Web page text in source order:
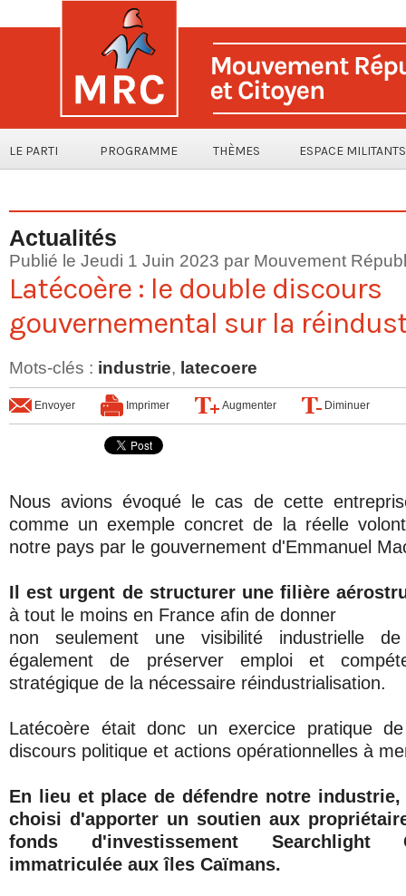
LE PARTI PROGRAMME THÈMES ESPACE MILITANTS
Actualités
Publié le Jeudi 1 Juin 2023 par Mouvement
Latécoère : le double discours
gouvernemental sur la
Mots-clés : industrie, latecoere
Envoyer Imprimer Augmenter Diminuer
Nous avions évoqué le cas de cette
comme un exemple concret de la réelle
notre pays par le gouvernement d'Emmanuel
Il est urgent de structurer une filière
à tout le moins en France afin de donner
non seulement une visibilité industrielle
également de préserver emploi et
stratégique de la nécessaire réindustrialisation.
Latécoère était donc un exercice pratique
discours politique et actions opérationnelles à
En lieu et place de défendre notre
choisi d'apporter un soutien aux
fonds d'investissement Searchlight
immatriculée aux îles Caïmans.